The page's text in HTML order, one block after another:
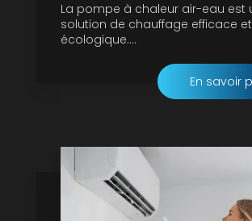
La pompe à chaleur air-eau est
solution de chauffage efficace et
écologique....
En savoir